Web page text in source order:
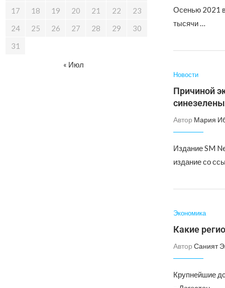
Осенью 2021 в
тысячи …
Новости
Причиной
Автор Мария
Издание SM
издание со
Экономика
Какие
Автор Саният
Крупнейшие
17
18 19 20 21 22
23
24
25 26 27 28 29
30
31
« Июл